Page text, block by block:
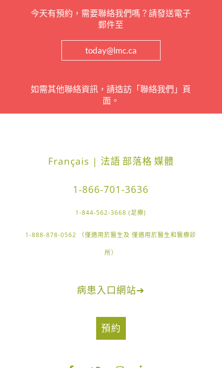
今天有預約，需要聯絡我們嗎？請發送電子
郵件至
today@lmc.ca
如需其他聯絡資訊，請造訪「聯絡我們」頁
面。
Français | 法語 部落格媒體
1-866-701-3636
1-844-562-3668 (足療)
1-888-878-0562 （僅適用於醫生及 僅適用於醫生和醫療診
所）
病患入口網站➔
預約